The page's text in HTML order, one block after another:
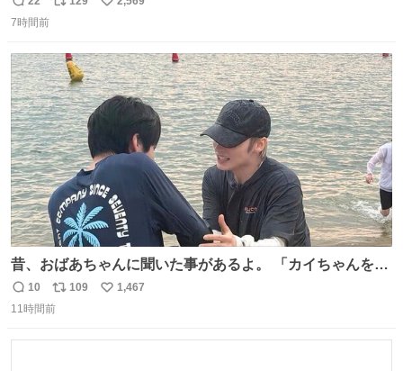
返
信
リ
ト
数
い
数
7時間前
昔、おばあちゃんに聞いた事があるよ。 「カイちゃんをい
じめると、アイツが海から上がって来るぞ。」って。
返
信
10
リ
ポ
109
い
1,467
11時間前